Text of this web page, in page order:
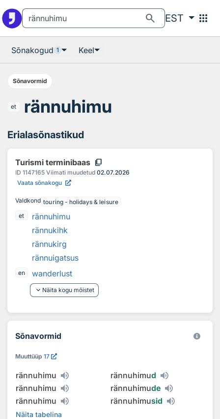
search EST apps
Sõnakogud 1 Keel
Sõnavormid
et rännuhimu
Erialasõnastikud
Turismi terminibaas content_copy
ID 1147165 Viimati muudetud 02.07.2026
Vaata sõnakogu
Valdkond touring - holidays & leisure
et
rännuhimu
rännukihk
rännukirg
rännuigatsus
en
wanderlust
keyboard_arrow_down Näita kogu mõistet
Sõnavormid
Muuttüüp 17
rännuhimu rännuhimud
rännuhimu
rännuhimude
rännuhimu
rännuhimusid
Näita tabelina